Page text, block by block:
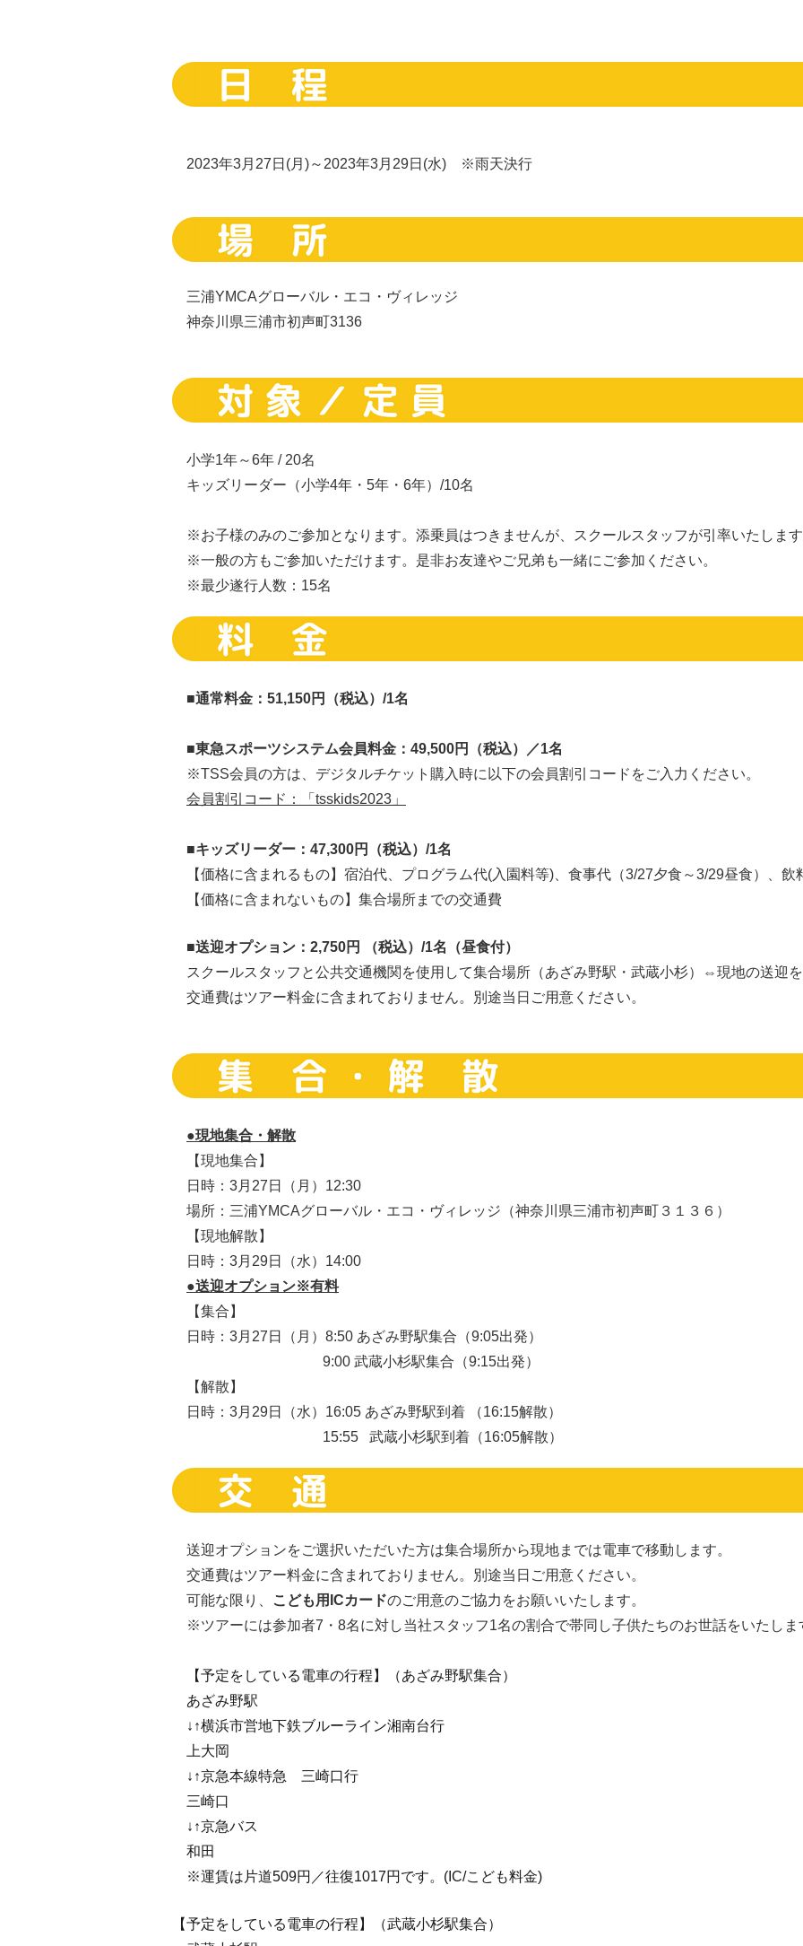
2023年3月27日(月)～2023年3月29日(水) ※雨天決行
三浦YMCAグローバル・エコ・ヴィレッジ
神奈川県三浦市初声町3136
小学1年～6年 / 20名
キッズリーダー（小学4年・5年・6年）/10名
※お子様のみのご参加となります。添乗員はつきませんが、スクールスタッフが引率いたしま
※一般の方もご参加いただけます。是非お友達やご兄弟も一緒にご参加ください。
※最少遂行人数：15名
■通常料金：51,150円（税込）/1名
■東急スポーツシステム会員料金：49,500円（税込）／1名
※TSS会員の方は、デジタルチケット購入時に以下の会員割引コードをご入力ください。
会員割引コード：「tsskids2023」
■キッズリーダー：47,300円（税込）/1名
【価格に含まれるもの】宿泊代、プログラム代(入園料等)、食事代（3/27夕食～3/29昼食）、飲
【価格に含まれないもの】集合場所までの交通費
■送迎オプション：2,750円 （税込）/1名（昼食付）
スクールスタッフと公共交通機関を使用して集合場所（あざみ野駅・武蔵小杉）⇔現地の送迎
交通費はツアー料金に含まれておりません。別途当日ご用意ください。
●現地集合・解散
【現地集合】
日時：3月27日（月）12:30
場所：三浦YMCAグローバル・エコ・ヴィレッジ（神奈川県三浦市初声町３１３６）
【現地解散】
日時：3月29日（水）14:00
●送迎オプション※有料
【集合】
日時：3月27日（月）8:50 あざみ野駅集合（9:05出発）
9:00 武蔵小杉駅集合（9:15出発）
【解散】
日時：3月29日（水）16:05 あざみ野駅到着 （16:15解散）
15:55 武蔵小杉駅到着（16:05解散）
送迎オプションをご選択いただいた方は集合場所から現地までは電車で移動します。
交通費はツアー料金に含まれておりません。別途当日ご用意ください。
可能な限り、
こども用ICカードのご用意のご協力をお願いいたします。
※ツアーには参加者7・8名に対し当社スタッフ1名の割合で帯同し子供たちのお世話をいたしま
【予定をしている電車の行程】（あざみ野駅集合）
あざみ野駅
↓↑横浜市営地下鉄ブルーライン湘南台行
上大岡
↓↑京急本線特急 三崎口行
三崎口
↓↑京急バス
和田
※運賃は片道509円／往復1017円です。(IC/こども料金)
【予定をしている電車の行程】（武蔵小杉駅集合）